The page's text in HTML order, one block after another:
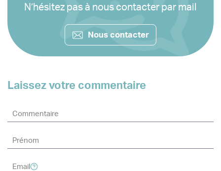
N’hésitez pas à nous contacter par mail
Nous contacter
Laissez votre commentaire